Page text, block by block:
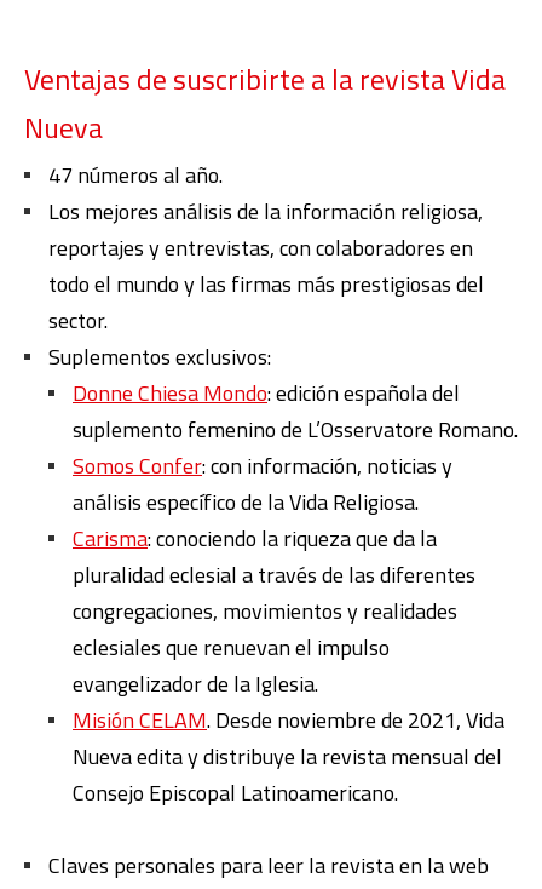
Ventajas de suscribirte a la revista Vida
Nueva
47 números al año.
Los mejores análisis de la información religiosa,
reportajes y entrevistas, con colaboradores en
todo el mundo y las firmas más prestigiosas del
sector.
Suplementos exclusivos:
Donne Chiesa Mondo: edición española del
suplemento femenino de L’Osservatore Romano.
Somos Confer: con información, noticias y
análisis específico de la Vida Religiosa.
Carisma: conociendo la riqueza que da la
pluralidad eclesial a través de las diferentes
congregaciones, movimientos y realidades
eclesiales que renuevan el impulso
evangelizador de la Iglesia.
Misión CELAM. Desde noviembre de 2021, Vida
Nueva edita y distribuye la revista mensual del
Consejo Episcopal Latinoamericano.
Claves personales para leer la revista en la web